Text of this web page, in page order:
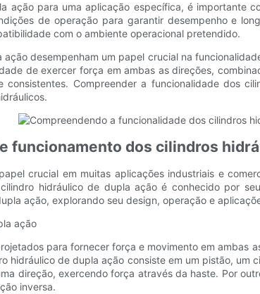
ação para uma aplicação específica, é
de operação para garantir desempenho e
com o ambiente operacional pretendido.
desempenham um papel crucial na
de exercer força em ambas as direções,
Compreender a funcionalidade dos
funcionamento dos cilindros
crucial em muitas aplicações industriais e
hidráulico de dupla ação é conhecido por
ação, explorando seu design, operação e
ação
para fornecer força e movimento em
hidráulico de dupla ação consiste em um pistão,
direção, exercendo força através da haste. Por
inversa.